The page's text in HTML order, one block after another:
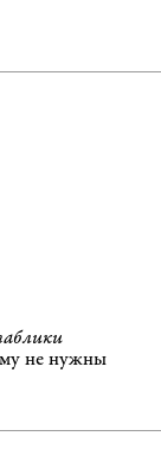
не нужны